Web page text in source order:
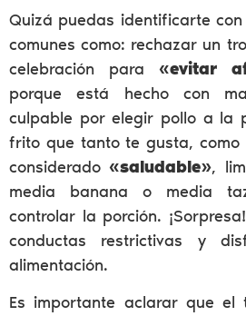
Quizá puedas identificarte
comunes como: rechazar un
celebración para«evitar
porque está hecho con
culpable por elegir pollo a la
frito que tanto te gusta, como
considerado«saludable»,
media banana o media
controlar la porción.
conductas restrictivas y
alimentación.
Es importante aclarar que el